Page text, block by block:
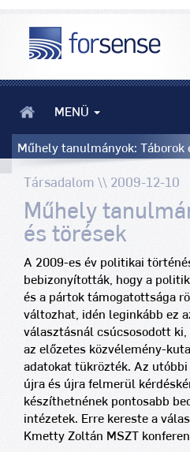
MENÜ
Műhely tanulmányok: Táborok
Társadalom \\ 2009-12-10
Műhely
és törések
A 2009-es év politikai
bebizonyították, hogy a
és a pártok támogatottsága
változhat, idén leginkább ez
választásnál csúcsosodott ki,
az előzetes közvélemény-
adatokat tükrözték. Az
újra és újra felmerül
készíthetnének pontosabb
intézetek. Erre kereste a
Kmetty Zoltán MSZT